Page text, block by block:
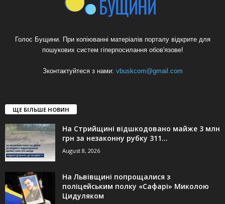
Голос Бущини. При копіюванні матеріалів порталу відкрите для
пошукових систем гіперпосилання обов'язове!
Зконтактуйтеся з нами: vbuskcom@gmail.com
ЩЕ БІЛЬШЕ НОВИН
На Стрийщині відшкодовано майже 3 млн
грн за незаконну рубку 311...
August 8, 2026
На Львівщині попрощалися з
поліцейським полку «Сафарі» Миколою
Цидуляком